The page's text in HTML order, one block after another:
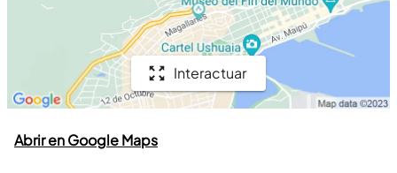
Interactuar
Abrir en Google Maps